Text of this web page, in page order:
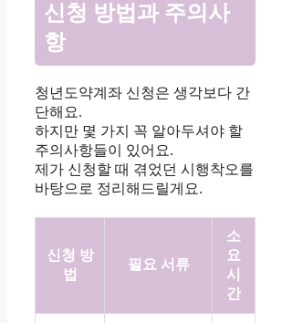
신청 방법과 주의사
항
청년도약계좌 신청은 생각보다 간
단해요.
하지만 몇 가지 꼭 알아두셔야 할
주의사항들이 있어요.
제가 신청할 때 겪었던 시행착오를
바탕으로 정리해드릴게요.
신청 방
법
필요 서류
소
요
시
간